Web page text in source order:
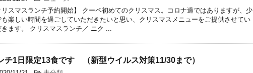
リスマスランチ予約開始】 クーペ初めてのクリスマス。コロナ過ではありますが、少
も楽しい時間を過ごしていただきたいと思い、クリスマスメニューをご提供させてい
きます。 クリスマスランチ／ ニク ...
チ1日限定13食です （新型ウイルス対策11/30まで）